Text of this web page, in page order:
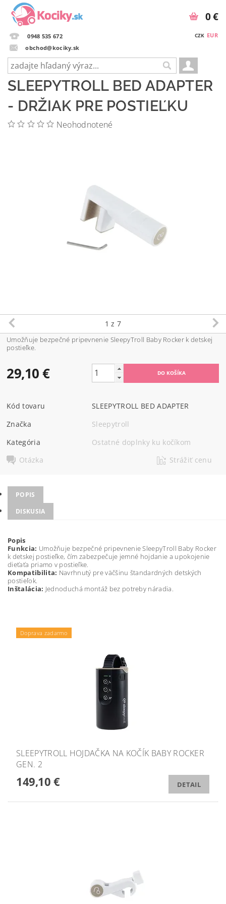
0948 535 672
obchod@kociky.sk
CZK EUR
0 €
SLEEPYTROLL BED ADAPTER
- DRŽIAK PRE POSTIEĽKU
Neohodnotené
1 z 7
Umožňuje bezpečné pripevnenie SleepyTroll Baby Rocker k detskej
postieľke.
29,10 €
Kód tovaru
SLEEPYTROLL BED ADAPTER
Značka
Sleepytroll
Kategória
Ostatné doplnky ku kočíkom
Otázka
Strážiť cenu
POPIS
DISKUSIA
Popis
Funkcia: Umožňuje bezpečné pripevnenie SleepyTroll Baby Rocker
k detskej postieľke, čím zabezpečuje jemné hojdanie a upokojenie
dieťaťa priamo v postieľke.
Kompatibilita: Navrhnutý pre väčšinu štandardných detských
postieľok.
Inštalácia: Jednoduchá montáž bez potreby náradia.
Doprava zadarmo
SLEEPYTROLL HOJDAČKA NA KOČÍK BABY ROCKER
GEN. 2
149,10 € DETAIL